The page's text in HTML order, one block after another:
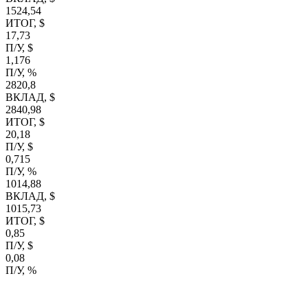
1524,54
ИТОГ, $
17,73
П/У, $
1,176
П/У, %
2820,8
ВКЛАД, $
2840,98
ИТОГ, $
20,18
П/У, $
0,715
П/У, %
1014,88
ВКЛАД, $
1015,73
ИТОГ, $
0,85
П/У, $
0,08
П/У, %